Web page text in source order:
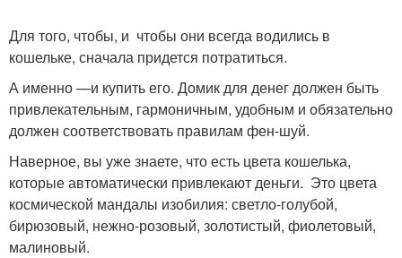
Для того, чтобы, и чтобы они всегда водились в
кошельке, сначала придется потратиться.
А именно —и купить его. Домик для денег должен быть
привлекательным, гармоничным, удобным и обязательно
должен соответствовать правилам фен-шуй.
Наверное, вы уже знаете, что есть цвета кошелька,
которые автоматически привлекают деньги. Это цвета
космической мандалы изобилия: светло-голубой,
бирюзовый, нежно-розовый, золотистый, фиолетовый,
малиновый.